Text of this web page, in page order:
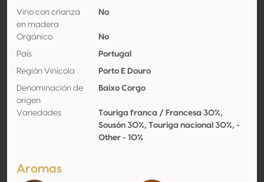
Vino con crianza
en madera
No
Orgánico No
País Portugal
Región Vinícola Porto E Douro
Denominación de
origen
Baixo Corgo
Variedades
Touriga franca / Francesa 30%,
Sousón 30%, Touriga nacional 30%, -
Other - 10%
Aromas